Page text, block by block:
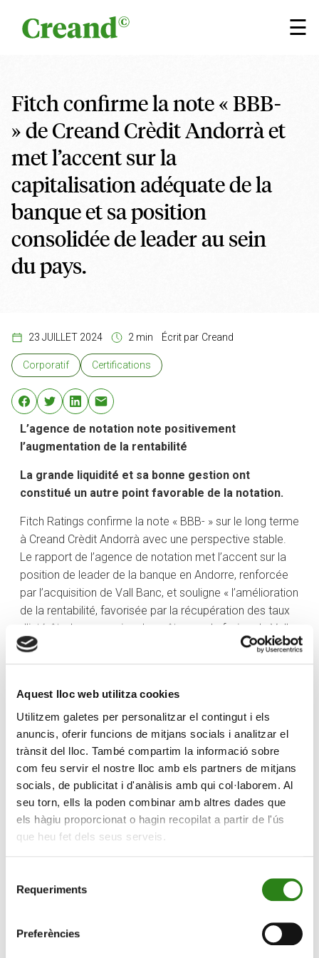
Aquest lloc web utilitza cookies
Utilitzem galetes per personalitzar el contingut i els
anuncis, oferir funcions de mitjans socials i analitzar el
trànsit del lloc. També compartim la informació sobre
com feu servir el nostre lloc amb els partners de mitjans
socials, de publicitat i d'anàlisis amb qui col·laborem. Al
seu torn, ells la poden combinar amb altres dades que
els hàgiu proporcionat o hagin recopilat a partir de l'ús
que heu fet dels seus serveis.
Requeriments
Preferències
☰
×
Fitch confirme la note « BBB-
» de Creand Crèdit Andorrà et
met l’accent sur la
capitalisation adéquate de la
banque et sa position
consolidée de leader au sein
du pays.
23 JUILLET 2024 2 min Écrit par Creand
Corporatif Certifications
L’agence de notation note positivement
l’augmentation de la rentabilité
La grande liquidité et sa bonne gestion ont
constitué un autre point favorable de la notation.
Fitch Ratings confirme la note « BBB- » sur le long terme
à Creand Crèdit Andorrà avec une perspective stable.
Le rapport de l’agence de notation met l’accent sur la
position de leader de la banque en Andorre, renforcée
par l’acquisition de Vall Banc, et souligne « l’amélioration
de la rentabilité, favorisée par la récupération des taux
d’intérêts, les synergies de coûts pour la fusion de Vall
Banc et la récupération des provisions de créances ».
Ce dernier facteur est la conséquence directe de la
que l’entité maintiendra la croissance de l’activité, ce qui
lui permettra de continuer à développer la génération
de revenus pour compenser de futures baisses des
taux.
Fitch souligne également dans son évaluation la
capitalisation de la banque « avec des ratios
satisfaisants et au-dessus de ceux légalement exigés »,
ainsi que la grande liquidité et sa bonne gestion de la
pays et au réseau d’entreprises, qui se traduit par les